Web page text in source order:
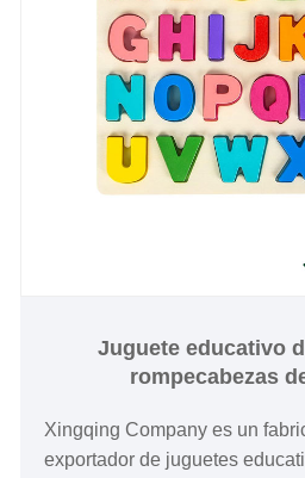
Juguete educativo
rompecabezas
Xingqing Company es un
exportador de juguetes